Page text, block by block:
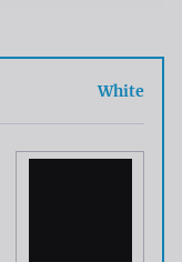
White